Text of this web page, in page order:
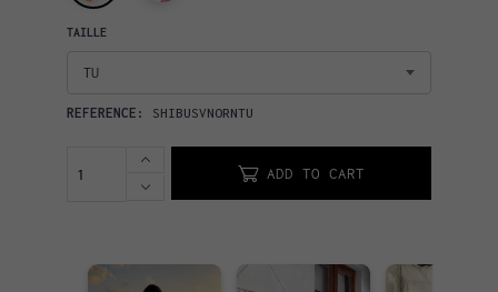
TAILLE
TU
REFERENCE: SHIBUSVNORNTU
ADD TO CART